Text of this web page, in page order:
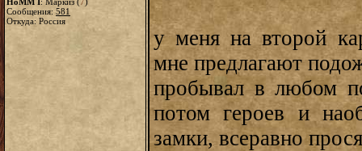
Сообщения: 581
Откуда: Россия
у меня на второй
мне предлагают
пробывал в любом
потом героев и
замки, всеравно